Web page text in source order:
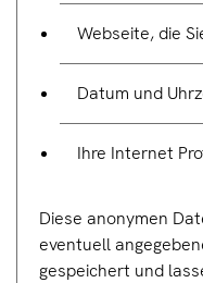
Webseite, die
Datum und
Ihre Internet
Diese anonymen
eventuell
gespeichert und